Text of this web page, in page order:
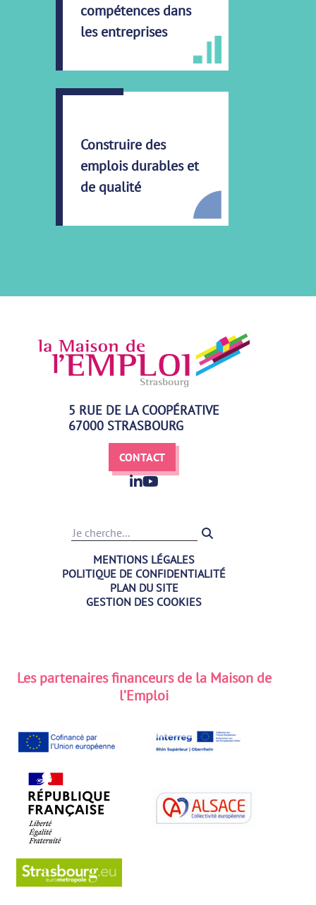
compétences dans
les entreprises
Construire des
emplois durables et
de qualité
5 RUE DE LA COOPÉRATIVE
67000 STRASBOURG
CONTACT
Recherche
MENTIONS LÉGALES
POLITIQUE DE CONFIDENTIALITÉ
PLAN DU SITE
GESTION DES COOKIES
Les partenaires financeurs de la Maison de
l’Emploi